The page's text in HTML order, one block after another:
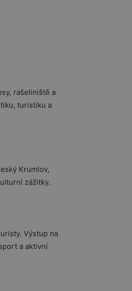
rašeliniště a
turistiku a
Krumlov,
zážitky.
Výstup na
a aktivní